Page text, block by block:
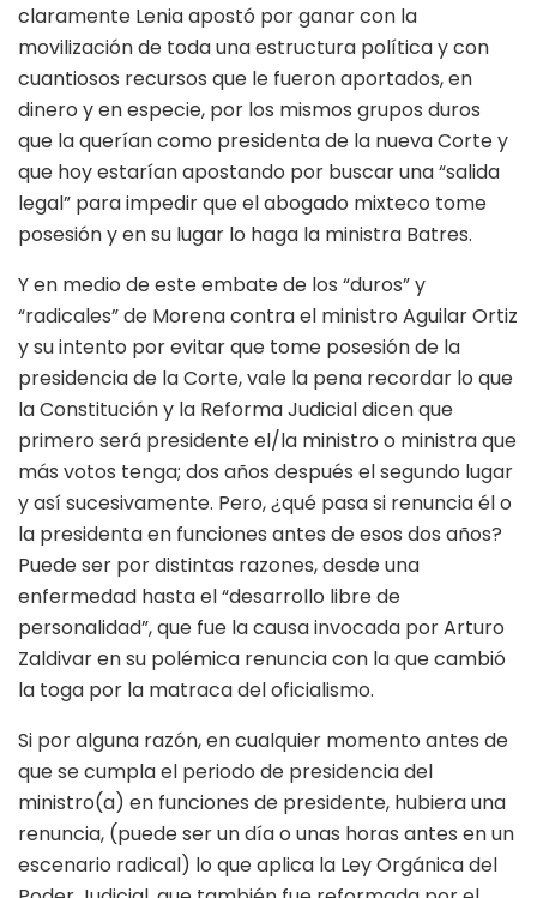
claramente Lenia apostó por ganar con la
movilización de toda una estructura política y con
cuantiosos recursos que le fueron aportados, en
dinero y en especie, por los mismos grupos duros
que la querían como presidenta de la nueva Corte y
que hoy estarían apostando por buscar una “salida
legal” para impedir que el abogado mixteco tome
posesión y en su lugar lo haga la ministra Batres.
Y en medio de este embate de los “duros” y
“radicales” de Morena contra el ministro Aguilar Ortiz
y su intento por evitar que tome posesión de la
presidencia de la Corte, vale la pena recordar lo que
la Constitución y la Reforma Judicial dicen que
primero será presidente el/la ministro o ministra que
más votos tenga; dos años después el segundo lugar
y así sucesivamente. Pero, ¿qué pasa si renuncia él o
la presidenta en funciones antes de esos dos años?
Puede ser por distintas razones, desde una
enfermedad hasta el “desarrollo libre de
personalidad”, que fue la causa invocada por Arturo
Zaldivar en su polémica renuncia con la que cambió
la toga por la matraca del oficialismo.
Si por alguna razón, en cualquier momento antes de
que se cumpla el periodo de presidencia del
ministro(a) en funciones de presidente, hubiera una
renuncia, (puede ser un día o unas horas antes en un
escenario radical) lo que aplica la Ley Orgánica del